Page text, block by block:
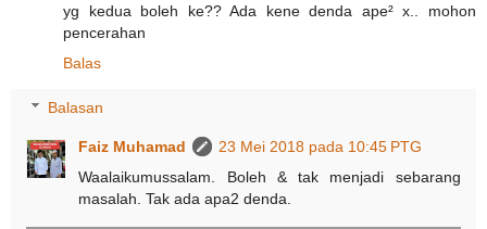
yg kedua boleh ke?? Ada kene denda ape² x.. mohon
pencerahan
Balas
Balasan
Faiz Muhamad
23 Mei 2018 pada 10:45 PTG
Waalaikumussalam. Boleh & tak menjadi sebarang
masalah. Tak ada apa2 denda.